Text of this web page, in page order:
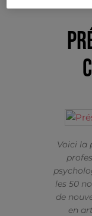
Voici la
les 50
de
en